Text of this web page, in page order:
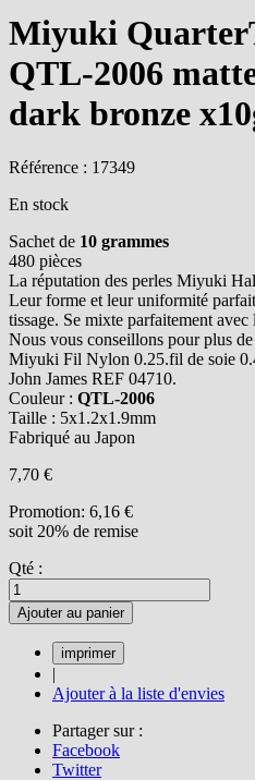
Miyuki
QTL-2006
dark bronze
Référence : 17349
En stock
Sachet de 10 grammes
480 pièces
La réputation des perles Miyuki
Leur forme et leur uniformité
tissage. Se mixte parfaitement avec
Nous vous conseillons pour plus
Miyuki Fil Nylon 0.25.fil de soie
John James REF 04710.
Couleur : QTL-2006
Taille : 5x1.2x1.9mm
Fabriqué au Japon
7,70 €
Promotion: 6,16 €
soit 20% de remise
Qté :
Ajouter au panier
|
Ajouter à la liste d'envies
Partager sur :
Facebook
Twitter